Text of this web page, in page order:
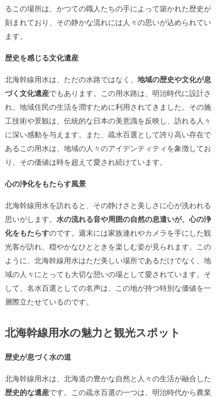
るこの場所は、かつての職人たちの手によって築かれた歴史が
刻まれており、その静かな流れには人々の思いが込められてい
ます。
歴史を感じる文化遺産
北海幹線用水は、ただの水路ではなく、 地域の歴史や文化が息
づく文化遺産でもあります。この用水路は、明治時代に設計さ
れ、地域住民の生活を潤すために利用されてきました。その施
工技術や景観は、伝統的な日本の美意識を反映し、訪れる人々
に深い感動を与えます。また、疏水百選として誇り高い存在で
あるこの用水は、地域の人々のアイデンティティを象徴してお
り、その価値は時を超えて愛され続けています。
心の浄化をもたらす風景
北海幹線用水を訪れると、その静けさと美しさに心が洗われる
思いがします。 水の流れる音や周囲の自然の息遣いが、心の浄
化をもたらすのです。週末には家族連れやカメラを手にした観
光客が訪れ、穏やかなひとときを楽しむ姿が見られます。この
ように、北海幹線用水はただ美しい場所であるだけでなく、地
域の人々にとっても大切な憩いの場として愛されています。そ
して、名水百選としての名声は、この地が持つ特別な価値を一
層際立たせているのです。
北海幹線用水の魅力と観光スポット
歴史が息づく水の道
北海幹線用水は、北海道の豊かな自然と人々の生活が融合した
歴史的な遺産です。この疏水百選の一つは、明治時代から農業